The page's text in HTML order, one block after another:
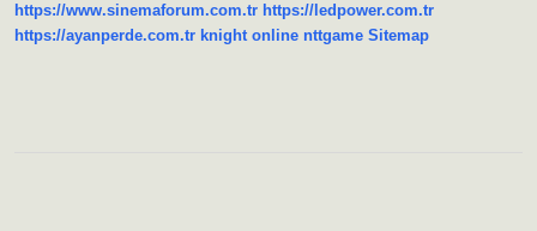
https://www.sinemaforum.com.tr https://ledpower.com.tr
https://ayanperde.com.tr knight online nttgame Sitemap